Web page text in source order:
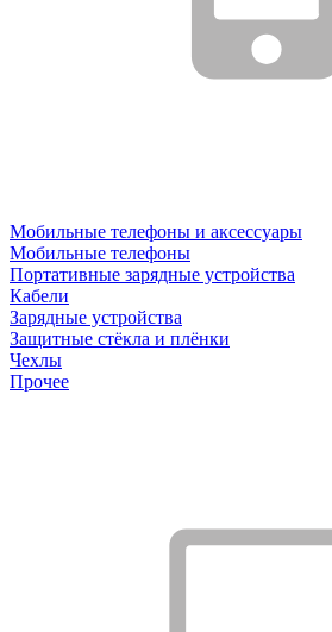
Мобильные телефоны и аксессуары
Мобильные телефоны
Портативные зарядные устройства
Кабели
Зарядные устройства
Защитные стёкла и плёнки
Чехлы
Прочее